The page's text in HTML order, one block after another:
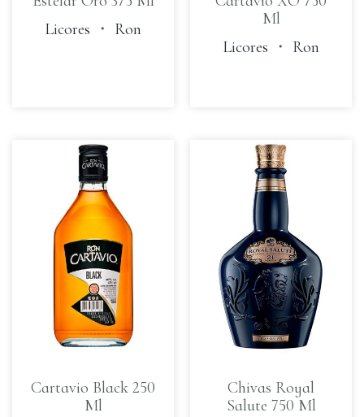
Licores ・ Ron
Ml
Licores ・ Ron
Cartavio Black 250
Ml
Chivas Royal
Salute 750 Ml